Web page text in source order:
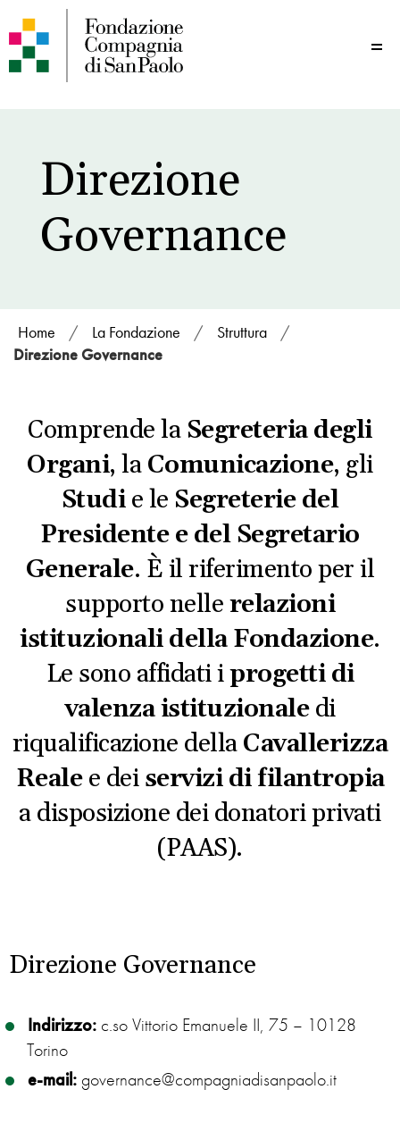
Direzione
Governance
Home / La Fondazione / Struttura
/
Direzione Governance
Comprende la Segreteria degli
Organi, laComunicazione, gli
Studie le Segreterie del
Presidente e del Segretario
Generale. È il riferimento per il
supporto nellerelazioni
istituzionali della Fondazione.
Le sono affidati iprogetti di
valenza istituzionaledi
riqualificazione dellaCavallerizza
Realee deiservizi di filantropia
a disposizione dei donatori privati
(PAAS).
Direzione Governance
Indirizzo: c.so Vittorio Emanuele II, 75 – 10128
Torino
e-mail: governance@compagniadisanpaolo.it